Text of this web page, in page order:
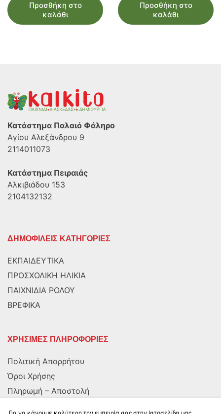
Προσθήκη στο
καλάθι
Προσθήκη στο
καλάθι
Κατάστημα Παλαιό Φάληρο
Αγίου Αλεξάνδρου 9
2114011073
Κατάστημα Πειραιάς
Αλκιβιάδου 153
2104132132
ΔΗΜΟΦΙΛΕΙΣ ΚΑΤΗΓΟΡΙΕΣ
ΕΚΠΑΙΔΕΥΤΙΚΑ
ΠΡΟΣΧΟΛΙΚΗ ΗΛΙΚΙΑ
ΠΑΙΧΝΙΔΙΑ ΡΟΛΟΥ
ΒΡΕΦΙΚΑ
ΧΡΗΣΙΜΕΣ ΠΛΗΡΟΦΟΡΙΕΣ
Πολιτική Απορρήτου
Όροι Χρήσης
Πληρωμή – Αποστολή